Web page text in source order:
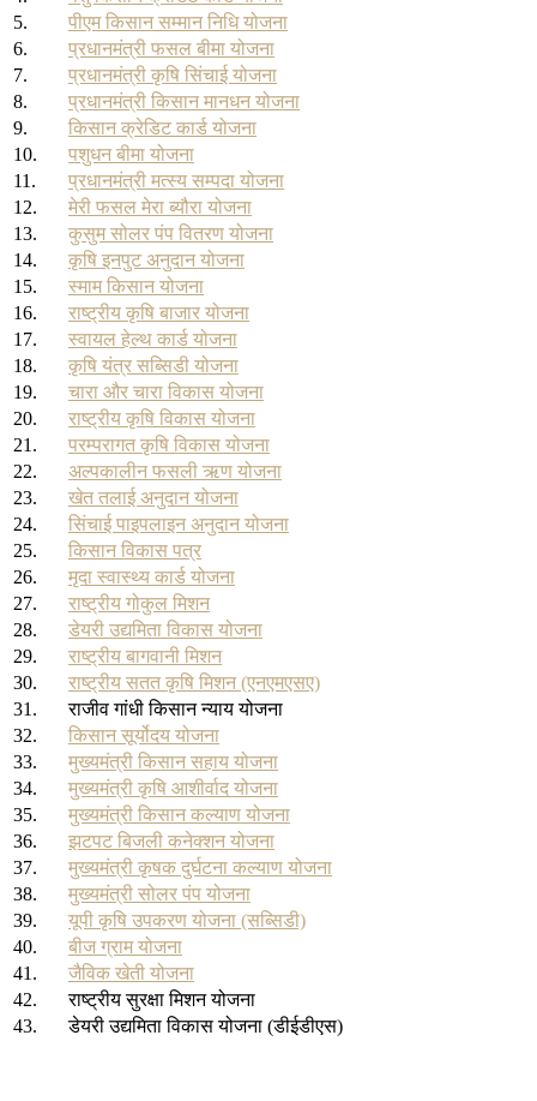
5.
पीएम किसान सम्मान निधि योजना
6.
प्रधानमंत्री फसल बीमा योजना
7.
प्रधानमंत्री कृषि सिंचाई योजना
8.
प्रधानमंत्री किसान मानधन योजना
9.
किसान क्रेडिट कार्ड योजना
10.
पशुधन बीमा योजना
11.
प्रधानमंत्री मत्स्य सम्पदा योजना
12.
मेरी फसल मेरा ब्यौरा योजना
13.
कुसुम सोलर पंप वितरण योजना
14.
कृषि इनपुट अनुदान योजना
15.
स्माम किसान योजना
16.
राष्ट्रीय कृषि बाजार योजना
17.
स्वायल हेल्थ कार्ड योजना
18.
कृषि यंत्र सब्सिडी योजना
19.
चारा और चारा विकास योजना
20.
राष्ट्रीय कृषि विकास योजना
21.
परम्परागत कृषि विकास योजना
22.
अल्पकालीन फसली ऋण योजना
23.
खेत तलाई अनुदान योजना
24.
सिंचाई पाइपलाइन अनुदान योजना
25.
किसान विकास पत्र
26.
मृदा स्वास्थ्य कार्ड योजना
27.
राष्ट्रीय गोकुल मिशन
28.
डेयरी उद्यमिता विकास योजना
29.
राष्ट्रीय बागवानी मिशन
30.
राष्ट्रीय सतत कृषि मिशन (एनएमएसए)
31.
राजीव गांधी किसान न्याय योजना
32.
किसान सूर्योदय योजना
33.
मुख्‍यमंत्री किसान सहाय योजना
34.
मुख्यमंत्री कृषि आशीर्वाद योजना
35.
मुख्यमंत्री किसान कल्याण योजना
36.
झटपट बिजली कनेक्शन योजना
37.
मुख्यमंत्री कृषक दुर्घटना कल्याण योजना
38.
मुख्यमंत्री सोलर पंप योजना
39.
यूपी कृषि उपकरण योजना (सब्सिडी)
40.
बीज ग्राम योजना
41.
जैविक खेती योजना
42.
राष्ट्रीय सुरक्षा मिशन योजना
43.
डेयरी उद्यमिता विकास योजना (डीईडीएस)